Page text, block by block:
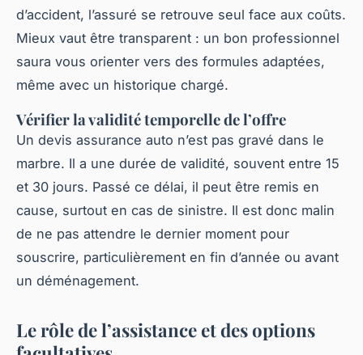
d’accident, l’assuré se retrouve seul face aux coûts.
Mieux vaut être transparent : un bon professionnel
saura vous orienter vers des formules adaptées,
même avec un historique chargé.
Vérifier la validité temporelle de l’offre
Un devis assurance auto n’est pas gravé dans le
marbre. Il a une durée de validité, souvent entre 15
et 30 jours. Passé ce délai, il peut être remis en
cause, surtout en cas de sinistre. Il est donc malin
de ne pas attendre le dernier moment pour
souscrire, particulièrement en fin d’année ou avant
un déménagement.
Le rôle de l’assistance et des options